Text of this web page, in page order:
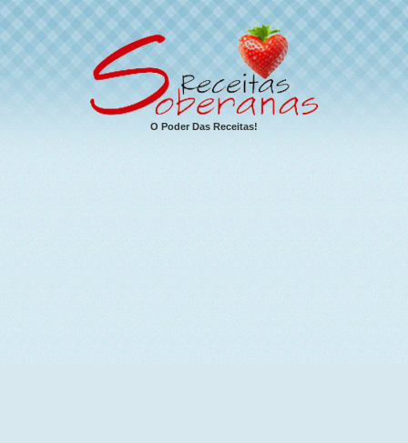
O Poder Das Receitas!